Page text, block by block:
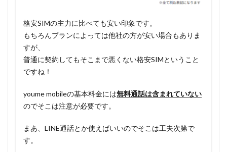
格安SIMの主力に比べても安い印象です。
もちろんプランによっては他社の方が安い場合もありま
すが、
普通に契約してもそこまで悪くない格安SIMということ
ですね！
youme mobileの基本料金には無料通話は含まれていない
のでそこは注意が必要です。
まあ、LINE通話とか使えばいいのでそこは工夫次第で
す。